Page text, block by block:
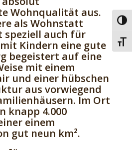
Wohnqualität aus.
als Wohnstatt
auch für
Kindern eine gute
begeistert auf eine
mit einem
und einer hübschen
aus vorwiegend
Im Ort
knapp 4.000
einem
gut neun km².